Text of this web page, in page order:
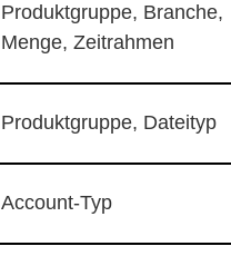
Produktgruppe, Branche,
Menge, Zeitrahmen
Produktgruppe, Dateityp
Account-Typ